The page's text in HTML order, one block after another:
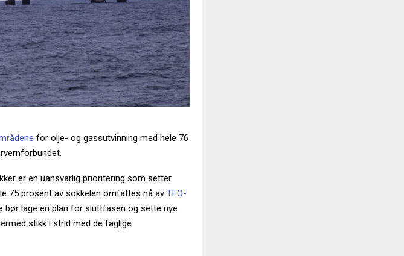
for olje- og gassutvinning med hele 76
er en uansvarlig prioritering som setter
75 prosent av sokkelen omfattes nå av TFO-
bør lage en plan for sluttfasen og sette nye
stikk i strid med de faglige